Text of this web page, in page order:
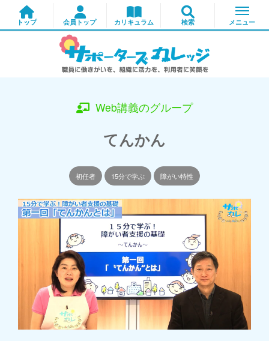
Web講義のグループ
てんかん
初任者 15分で学ぶ 障がい特性